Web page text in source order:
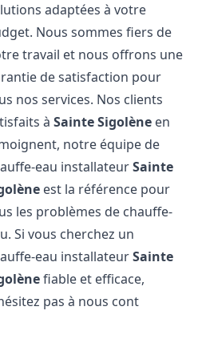
adaptées à votre
Nous sommes fiers de
travail et nous offrons une
de satisfaction pour
nos services. Nos clients
àSainte Sigolène en
notre équipe de
eau installateurSainte
est la référence pour
les problèmes de chauffe-
Si vous cherchez un
eau installateurSainte
fiable et efficace,
pas à nous cont